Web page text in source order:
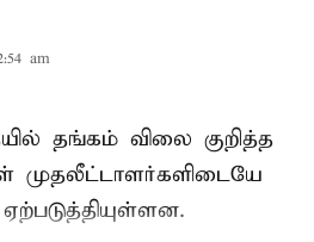
am
தங்கம் விலை குறித்த
முதலீட்டாளர்களிடையே